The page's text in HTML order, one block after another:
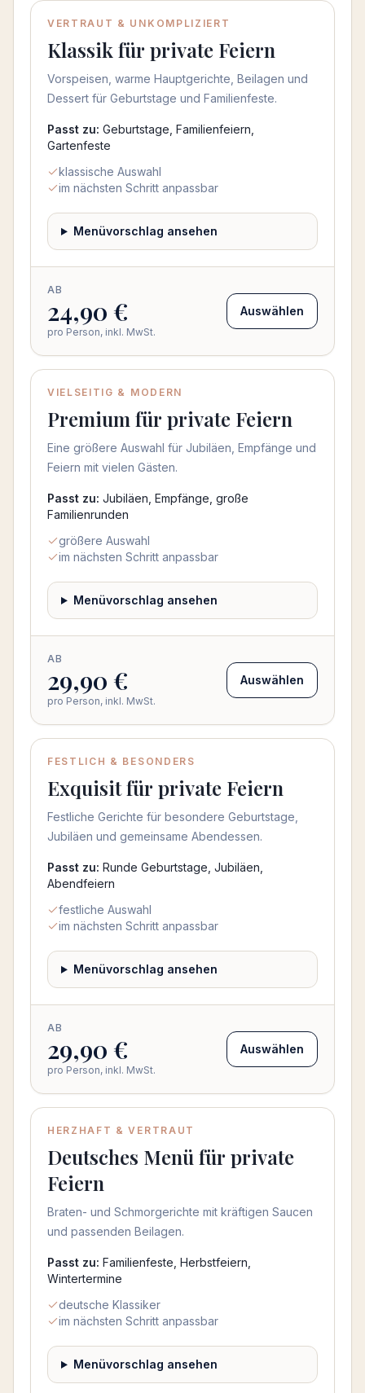
Menü auswählen
VERTRAUT & UNKOMPLIZIERT
Klassik für private Feiern
Vorspeisen, warme Hauptgerichte, Beilagen und
Dessert für Geburtstage und Familienfeste.
Passt zu: Geburtstage, Familienfeiern,
Gartenfeste
klassische Auswahl
im nächsten Schritt anpassbar
Menüvorschlag ansehen
AB
24,90 €
pro Person, inkl. MwSt.
Auswählen
Beliebt
VIELSEITIG & MODERN
Premium für private Feiern
Eine größere Auswahl für Jubiläen, Empfänge und
Feiern mit vielen Gästen.
Passt zu: Jubiläen, Empfänge, große
Familienrunden
größere Auswahl
im nächsten Schritt anpassbar
Menüvorschlag ansehen
AB
29,90 €
pro Person, inkl. MwSt.
Auswählen
FESTLICH & BESONDERS
Exquisit für private Feiern
Festliche Gerichte für besondere Geburtstage,
Jubiläen und gemeinsame Abendessen.
Passt zu: Runde Geburtstage, Jubiläen,
Abendfeiern
festliche Auswahl
im nächsten Schritt anpassbar
Menüvorschlag ansehen
AB
29,90 €
pro Person, inkl. MwSt.
Auswählen
HERZHAFT & VERTRAUT
Deutsches Menü für private
Feiern
Braten- und Schmorgerichte mit kräftigen Saucen
und passenden Beilagen.
Passt zu: Familienfeste, Herbstfeiern,
Wintertermine
deutsche Klassiker
im nächsten Schritt anpassbar
Menüvorschlag ansehen